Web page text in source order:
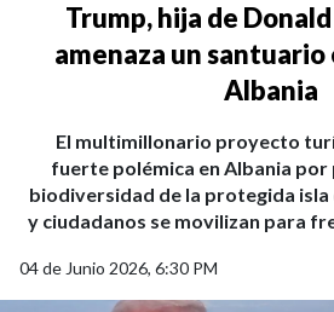
Trump, hija de
amenaza un
Albania
El multimillonario proyecto
fuerte polémica en Albania por
biodiversidad de la protegida isla
y ciudadanos se movilizan para
04 de Junio 2026, 6:30 PM